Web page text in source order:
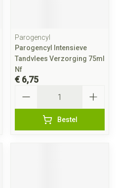
Parogencyl
Parogencyl Intensieve
Tandvlees Verzorging 75ml
Nf
€ 6,75
Bestel